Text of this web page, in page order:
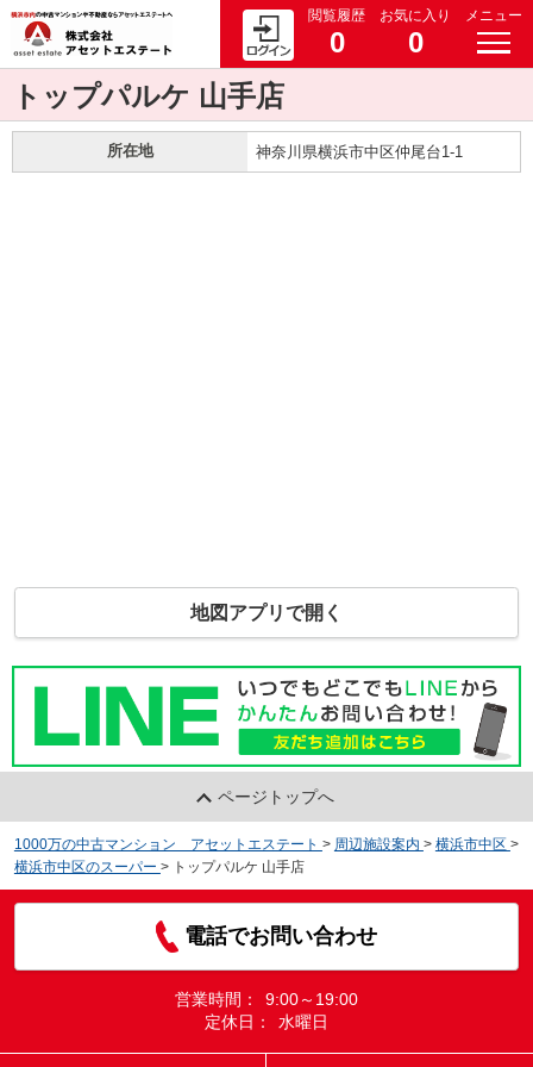
閲覧履歴
0
お気に入り
0
メニュー
トップパルケ 山手店
所在地 神奈川県横浜市中区仲尾台1-1
地図アプリで開く
ページトップへ
1000万の中古マンション アセットエステート > 周辺施設案内 > 横浜市中区 >
横浜市中区のスーパー > トップパルケ 山手店
電話でお問い合わせ
営業時間：
9:00～19:00
定休日：
水曜日